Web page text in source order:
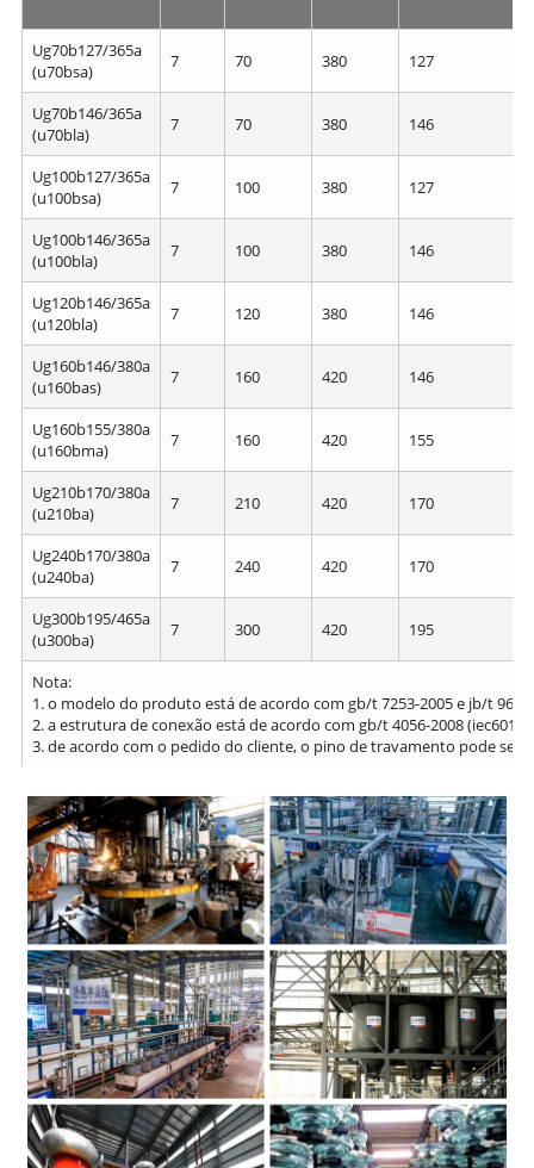
Ug70b127/365a
(u70bsa)
7 70 380 127
Ug70b146/365a
(u70bla)
7 70 380 146
Ug100b127/365a
(u100bsa)
7 100 380 127
Ug100b146/365a
(u100bla)
7 100 380 146
Ug120b146/365a
(u120bla)
7 120 380 146
Ug160b146/380a
(u160bas)
7 160 420 146
Ug160b155/380a
(u160bma)
7 160 420 155
Ug210b170/380a
(u210ba)
7 210 420 170
Ug240b170/380a
(u240ba)
7 240 420 170
Ug300b195/465a
(u300ba)
7 300 420 195
Nota:
1. o modelo do produto está de acordo com gb/t 7253-2005 e jb/t
2. a estrutura de conexão está de acordo com gb/t 4056-2008
3. de acordo com o pedido do cliente, o pino de travamento pode ser